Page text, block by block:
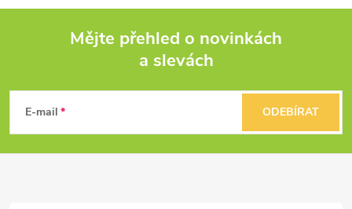
p
Mějte přehled o novinkách
a slevách
E-mail ODEBÍRAT